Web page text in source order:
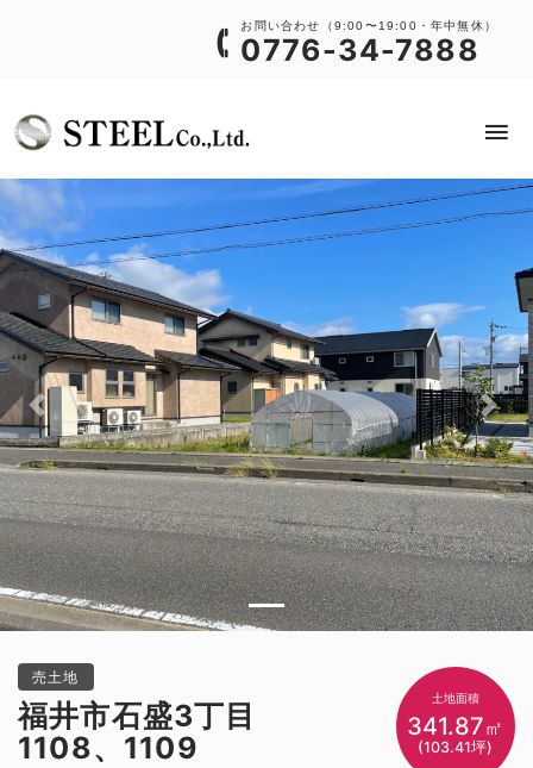
お問い合わせ（9:00〜19:00・年中無休）
0776-34-7888
Previous Next
売土地
福井市石盛3丁目
1108、1109
土地面積
341.87㎡
(103.41坪)